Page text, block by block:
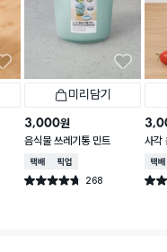
일시품절
미리담기
3,000원
음식물 쓰레기통 민트
택배배송매장픽업
별점 4.7점 268
건 작성
사각
택배
별점